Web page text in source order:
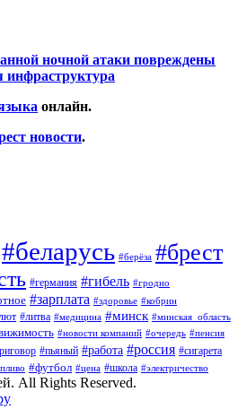
ночной атаки повреждены
инфраструктура
онлайн.
новости.
#беларусь #берёза #брест
#германия #гибель #гродно
#зарплата #здоровье #кобрин
#литва #медицина #минск #минская_область
#новости компаний #очередь #пенсия
#пьяный #работа #россия #сигарета
#футбол #цена #школа #электричество
All Rights Reserved.